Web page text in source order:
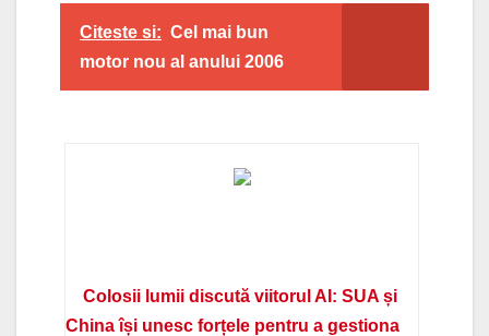
Citeste si: Cel mai bun
motor nou al anului 2006
Colosii lumii discută viitorul AI: SUA și
China își unesc forțele pentru a gestiona